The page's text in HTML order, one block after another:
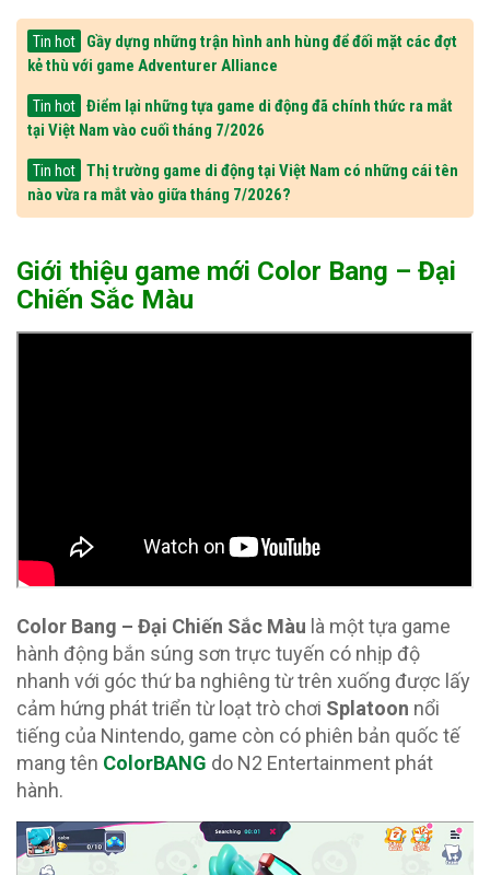
Tin hot
Gầy dựng những trận hình anh hùng để đối mặt các đợt
kẻ thù với game Adventurer Alliance
Tin hot
Điểm lại những tựa game di động đã chính thức ra mắt
tại Việt Nam vào cuối tháng 7/2026
Tin hot
Thị trường game di động tại Việt Nam có những cái tên
nào vừa ra mắt vào giữa tháng 7/2026?
Giới thiệu game mới Color Bang – Đại
Chiến Sắc Màu
Color Bang – Đại Chiến Sắc Màu là một tựa game
hành động bắn súng sơn trực tuyến có nhịp độ
nhanh với góc thứ ba nghiêng từ trên xuống được lấy
cảm hứng phát triển từ loạt trò chơi Splatoon nổi
tiếng của Nintendo, game còn có phiên bản quốc tế
mang tên ColorBANG do N2 Entertainment phát
hành.